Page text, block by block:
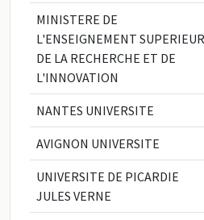
MINISTERE DE
L'ENSEIGNEMENT SUPERIEUR
DE LA RECHERCHE ET DE
L'INNOVATION
NANTES UNIVERSITE
AVIGNON UNIVERSITE
UNIVERSITE DE PICARDIE
JULES VERNE